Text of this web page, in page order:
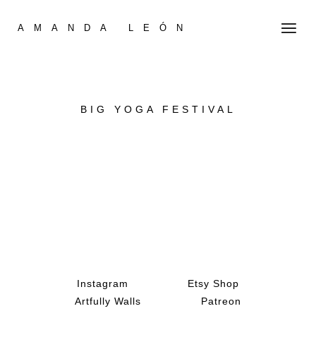
AMANDA LEÓN
BIG YOGA FESTIVAL
Instagram
Etsy Shop
Artfully Walls
Patreon